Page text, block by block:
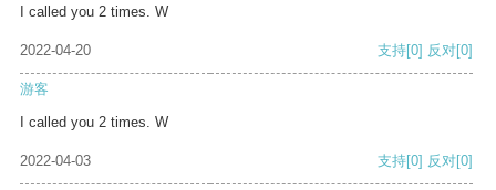
I called you 2 times. W
2022-04-20 支持[0] 反对[0]
游客
I called you 2 times. W
2022-04-03 支持[0] 反对[0]